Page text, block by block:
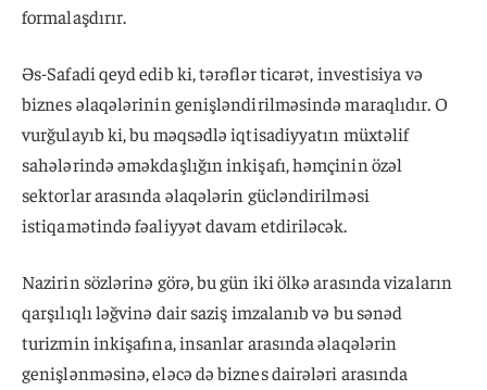
formalaşdırır.
Əs-Safadi qeyd edib ki, tərəflər ticarət, investisiya və
biznes əlaqələrinin genişləndirilməsində maraqlıdır. O
vurğulayıb ki, bu məqsədlə iqtisadiyyatın müxtəlif
sahələrində əməkdaşlığın inkişafı, həmçinin özəl
sektorlar arasında əlaqələrin gücləndirilməsi
istiqamətində fəaliyyət davam etdiriləcək.
Nazirin sözlərinə görə, bu gün iki ölkə arasında vizaların
qarşılıqlı ləğvinə dair saziş imzalanıb və bu sənəd
turizmin inkişafına, insanlar arasında əlaqələrin
genişlənməsinə, eləcə də biznes dairələri arasında